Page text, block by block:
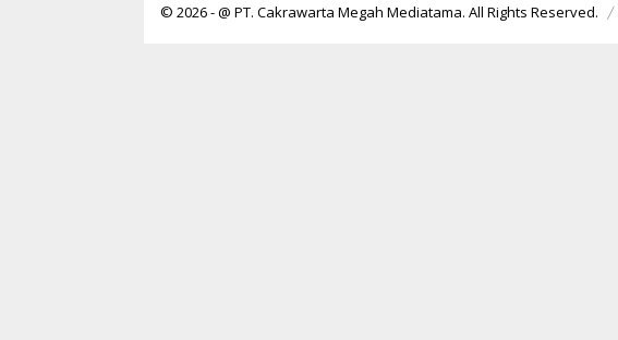
© 2026 - @ PT. Cakrawarta Megah Mediatama. All Rights Reserved.